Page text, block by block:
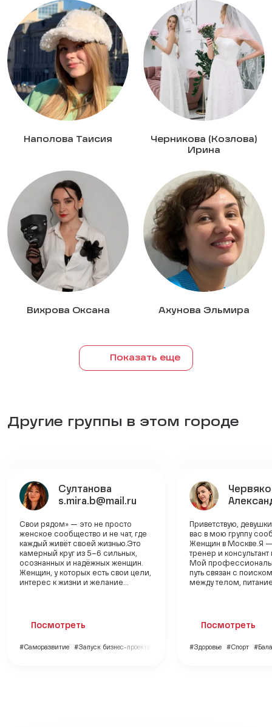
Наполова Таисия
Черникова (Козлова)
Ирина
Вихрова Оксана Ахунова Эльмира
Показать еще
Другие группы в этом городе
Султанова
s.mira.b@mail.ru
Свои рядом» — это не просто
женское сообщество и не чат, где
каждый живёт своей жизнью.Это
камерный круг из 5–6 сильных,
осознанных и надёжных женщин.
Женщин, у которых есть свои цели,
интерес к жизни и желание...
Посмотреть
#Саморазвитие #Запуск бизнес-проекта #Путешествия
Приветствую,
вас в мою группу
Женщин в Москве.Я
тренер и
Мой
путь связан с
между телом,
Посмотреть
#Здоровье #Спорт